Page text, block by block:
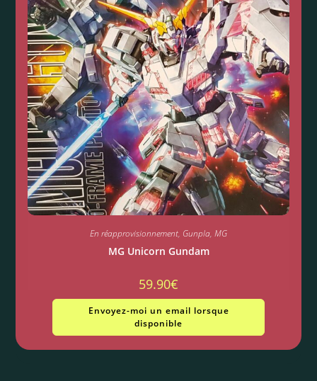
En réapprovisionnement, Gunpla, MG
MG Unicorn Gundam
59.90€
Envoyez-moi un email lorsque
disponible